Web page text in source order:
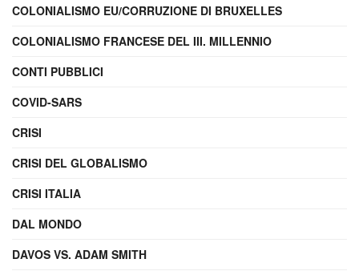
COLONIALISMO EU/CORRUZIONE DI BRUXELLES
COLONIALISMO FRANCESE DEL III. MILLENNIO
CONTI PUBBLICI
COVID-SARS
CRISI
CRISI DEL GLOBALISMO
CRISI ITALIA
DAL MONDO
DAVOS VS. ADAM SMITH